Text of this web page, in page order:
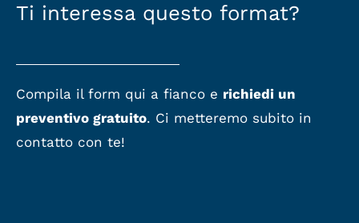
Ti interessa questo format?
Compila il form qui a fianco e richiedi un
preventivo gratuito. Ci metteremo subito in
contatto con te!